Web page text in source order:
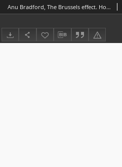
Anu Bradford, The Brussels effect. How the European Union rules the world, Oxford University Press, New York,2020, 404 pp. [recenzja]